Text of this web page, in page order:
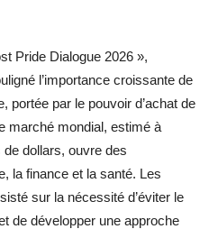
Pride Dialogue 2026 »,
l’importance croissante de
portée par le pouvoir d’achat de
marché mondial, estimé à
dollars, ouvre des
la finance et la santé. Les
sur la nécessité d’éviter le
de développer une approche